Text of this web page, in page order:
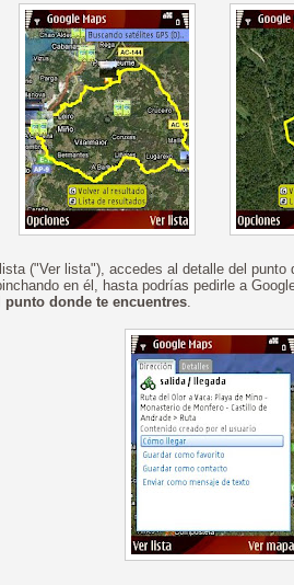
("Ver lista"), accedes al detalle del punto
en él, hasta podrías pedirle a
punto donde te encuentres.